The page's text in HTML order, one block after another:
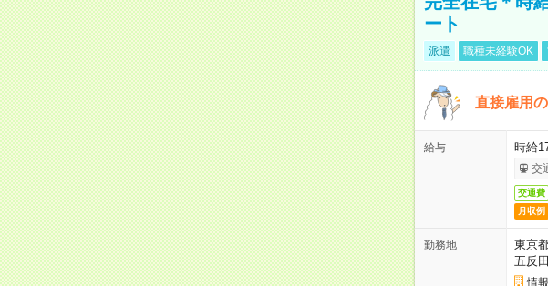
ート
派遣 職種未経験OK
直接雇用
給与 時給
交
交通費
月収例
勤務地
東京
五反
情